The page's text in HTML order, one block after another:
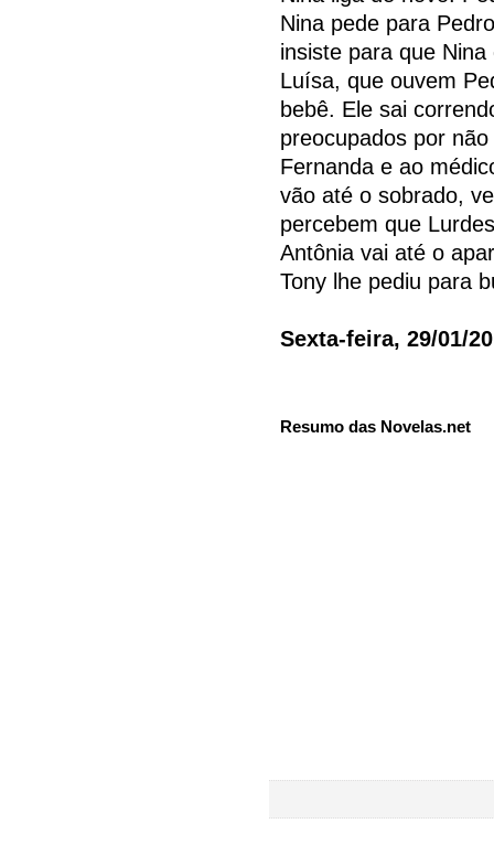
Nina pede para
insiste para que
Luísa, que ouvem
bebê. Ele sai
preocupados por
Fernanda e ao
vão até o sobrado,
percebem que
Antônia vai até o
Tony lhe pediu para
Sexta-feira, 29/01/
Resumo das Novelas.net